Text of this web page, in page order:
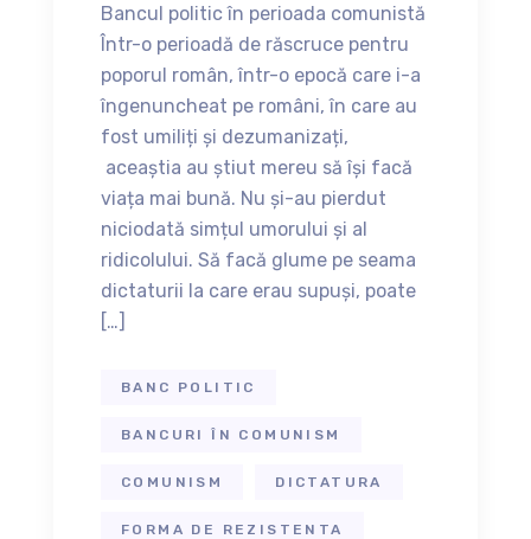
Bancul politic în perioada comunistă
Într-o perioadă de răscruce pentru
poporul român, într-o epocă care i-a
îngenuncheat pe români, în care au
fost umiliți și dezumanizați,
aceaștia au știut mereu să își facă
viața mai bună. Nu și-au pierdut
niciodată simțul umorului și al
ridicolului. Să facă glume pe seama
dictaturii la care erau supuși, poate
[…]
BANC POLITIC
BANCURI ÎN COMUNISM
COMUNISM DICTATURA
FORMA DE REZISTENTA